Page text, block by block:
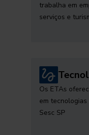
trabalha em
serviços e
Os ETAs
em
Sesc SP